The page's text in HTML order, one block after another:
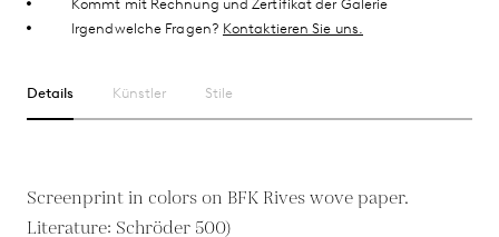
Kommt mit Rechnung und Zertifikat der Galerie
Irgendwelche Fragen? Kontaktieren Sie uns.
Details Künstler Stile
Screenprint in colors on BFK Rives wove paper.
Literature: Schröder 500)